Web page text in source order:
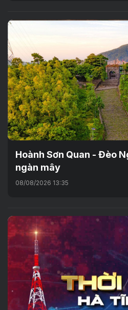
Hoành Sơn Quan - Đèo
ngàn mây
08/08/2026 13:35